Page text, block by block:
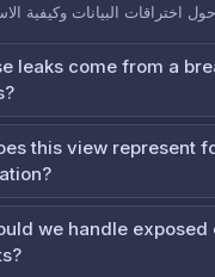
اختراقات البيانات وكيفية
leaks come from a
this view represent
we handle exposed